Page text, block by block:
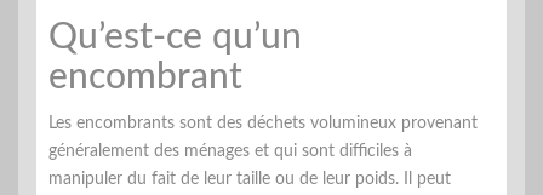
Qu’est-ce qu’un
encombrant
Les encombrants sont des déchets volumineux provenant
généralement des ménages et qui sont difficiles à
manipuler du fait de leur taille ou de leur poids. Il peut